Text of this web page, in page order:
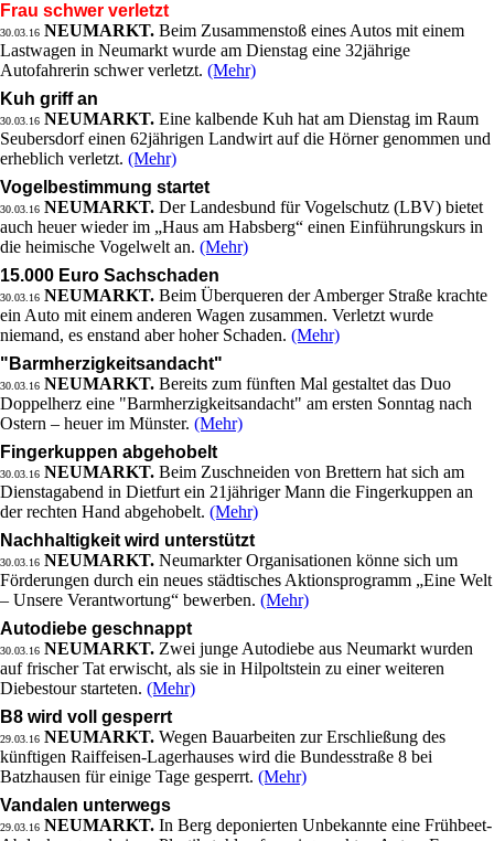
Frau schwer verletzt
30.03.16 NEUMARKT. Beim Zusammenstoß eines Autos mit einem
Lastwagen in Neumarkt wurde am Dienstag eine 32jährige
Autofahrerin schwer verletzt. (Mehr)
Kuh griff an
30.03.16 NEUMARKT. Eine kalbende Kuh hat am Dienstag im Raum
Seubersdorf einen 62jährigen Landwirt auf die Hörner genommen und
erheblich verletzt. (Mehr)
Vogelbestimmung startet
30.03.16 NEUMARKT. Der Landesbund für Vogelschutz (LBV) bietet
auch heuer wieder im „Haus am Habsberg“ einen Einführungskurs in
die heimische Vogelwelt an. (Mehr)
15.000 Euro Sachschaden
30.03.16 NEUMARKT. Beim Überqueren der Amberger Straße krachte
ein Auto mit einem anderen Wagen zusammen. Verletzt wurde
niemand, es enstand aber hoher Schaden. (Mehr)
"Barmherzigkeitsandacht"
30.03.16 NEUMARKT. Bereits zum fünften Mal gestaltet das Duo
Doppelherz eine "Barmherzigkeitsandacht" am ersten Sonntag nach
Ostern – heuer im Münster. (Mehr)
Fingerkuppen abgehobelt
30.03.16 NEUMARKT. Beim Zuschneiden von Brettern hat sich am
Dienstagabend in Dietfurt ein 21jähriger Mann die Fingerkuppen an
der rechten Hand abgehobelt. (Mehr)
Nachhaltigkeit wird unterstützt
30.03.16 NEUMARKT. Neumarkter Organisationen könne sich um
Förderungen durch ein neues städtisches Aktionsprogramm „Eine Welt
– Unsere Verantwortung“ bewerben. (Mehr)
Autodiebe geschnappt
30.03.16 NEUMARKT. Zwei junge Autodiebe aus Neumarkt wurden
auf frischer Tat erwischt, als sie in Hilpoltstein zu einer weiteren
Diebestour starteten. (Mehr)
B8 wird voll gesperrt
29.03.16 NEUMARKT. Wegen Bauarbeiten zur Erschließung des
künftigen Raiffeisen-Lagerhauses wird die Bundesstraße 8 bei
Batzhausen für einige Tage gesperrt. (Mehr)
Vandalen unterwegs
29.03.16 NEUMARKT. In Berg deponierten Unbekannte eine Frühbeet-